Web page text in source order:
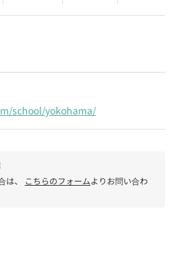
school/yokohama/
は、 こちらのフォームよりお問い合わ